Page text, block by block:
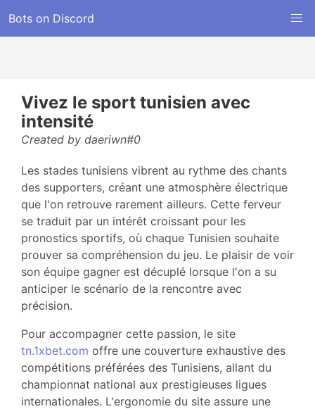
Bots on Discord
Vivez le sport tunisien avec
intensité
Created by daeriwn#0
Les stades tunisiens vibrent au rythme des chants
des supporters, créant une atmosphère électrique
que l'on retrouve rarement ailleurs. Cette ferveur
se traduit par un intérêt croissant pour les
pronostics sportifs, où chaque Tunisien souhaite
prouver sa compréhension du jeu. Le plaisir de voir
son équipe gagner est décuplé lorsque l'on a su
anticiper le scénario de la rencontre avec
précision.
Pour accompagner cette passion, le site
tn.1xbet.com offre une couverture exhaustive des
compétitions préférées des Tunisiens, allant du
championnat national aux prestigieuses ligues
internationales. L'ergonomie du site assure une